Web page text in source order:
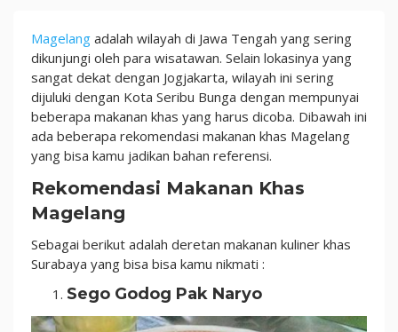
6
Rekomendasi
Makanan
Khas
Magelang
Magelang adalah wilayah di Jawa Tengah yang sering
dikunjungi oleh para wisatawan. Selain lokasinya yang
sangat dekat dengan Jogjakarta, wilayah ini sering
dijuluki dengan Kota Seribu Bunga dengan mempunyai
beberapa makanan khas yang harus dicoba. Dibawah ini
ada beberapa rekomendasi makanan khas Magelang
yang bisa kamu jadikan bahan referensi.
Rekomendasi Makanan Khas
Magelang
Sebagai berikut adalah deretan makanan kuliner khas
Surabaya yang bisa bisa kamu nikmati :
Sego Godog Pak Naryo